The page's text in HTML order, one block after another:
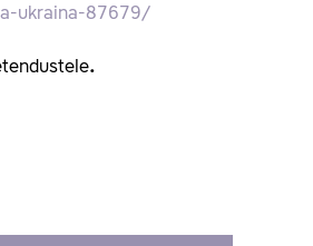
ukraina-87679/
.